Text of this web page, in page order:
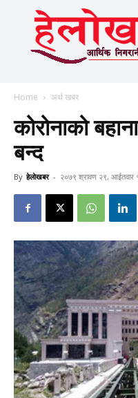
Home अर्थ खबर
कोरोनाको
बन्द
By हेलाेखबर - २०७९ श्रावण २९, आईतवार